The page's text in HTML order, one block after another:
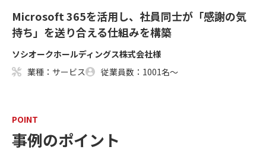
Microsoft 365を活用し、社員同士が「感謝の気
持ち」を送り合える仕組みを構築
ソシオークホールディングス株式会社様
業種：サービス
従業員数：1001名～
POINT
事例のポイント